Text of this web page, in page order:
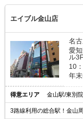
エイブル金山店
名
愛
ル3F
10
年
得意エリア 金山駅/東別
3路線利用の総合駅！金山